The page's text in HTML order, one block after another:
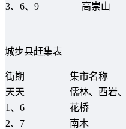
3、6、9
高崇山
城步县赶集表
街期
集市名称
天天
儒林、西岩
1、6
花桥
2、7
南木